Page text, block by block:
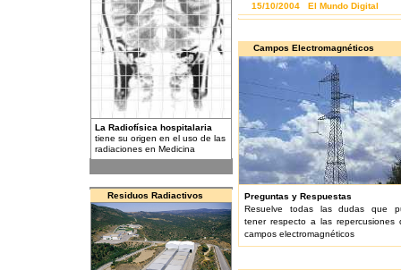
La Radiofísica hospitalaria
tiene su origen en el uso de las
radiaciones en Medicina
Residuos Radiactivos
15/10/2004 El Mundo Digital
Campos Electromagnéticos
Preguntas y Respuestas
Resuelve todas las dudas que
tener respecto a las repercusiones
campos electromagnéticos